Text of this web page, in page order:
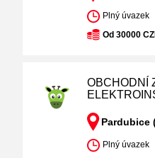
Plný úvazek
Od 30000
OBCHODNÍ
Pardubice
Plný úvazek